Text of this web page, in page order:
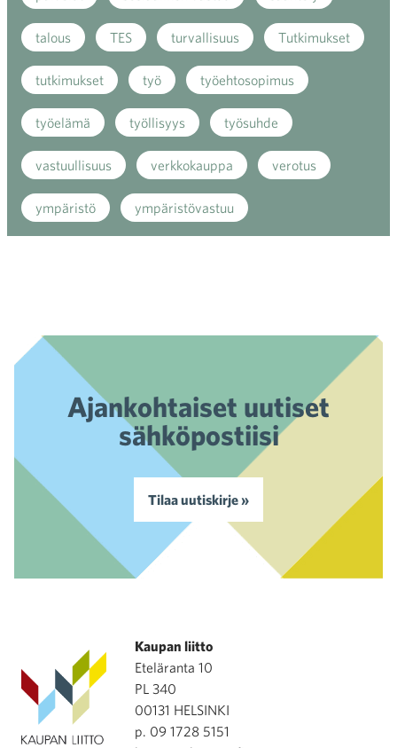
talous TES turvallisuus Tutkimukset
tutkimukset työ työehtosopimus
työelämä työllisyys työsuhde
vastuullisuus verkkokauppa verotus
ympäristö ympäristövastuu
Ajankohtaiset uutiset
sähköpostiisi
Tilaa uutiskirje »
Kaupan liitto
Eteläranta 10
PL 340
00131 HELSINKI
p. 09 1728 5151